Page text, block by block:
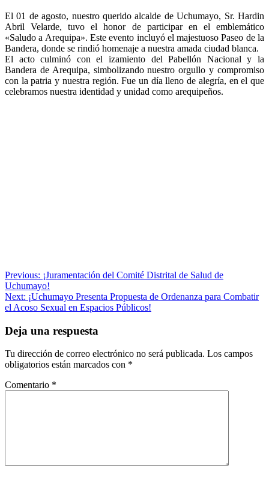
El 01 de agosto, nuestro querido alcalde de Uchumayo, Sr. Hardin
Abril Velarde, tuvo el honor de participar en el emblemático
«Saludo a Arequipa». Este evento incluyó el majestuoso Paseo de la
Bandera, donde se rindió homenaje a nuestra amada ciudad blanca.
El acto culminó con el izamiento del Pabellón Nacional y la
Bandera de Arequipa, simbolizando nuestro orgullo y compromiso
con la patria y nuestra región. Fue un día lleno de alegría, en el que
celebramos nuestra identidad y unidad como arequipeños.
Navegación
de
entradas
Previous: ¡Juramentación del Comité Distrital de Salud de
Uchumayo!
Next: ¡Uchumayo Presenta Propuesta de Ordenanza para Combatir
el Acoso Sexual en Espacios Públicos!
Deja una respuesta
Tu dirección de correo electrónico no será publicada. Los campos
obligatorios están marcados con *
Comentario *